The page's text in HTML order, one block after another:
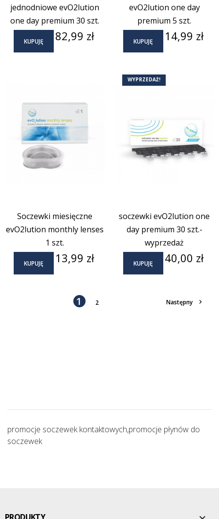
jednodniowe evO2lution
one day premium 30 szt.
KUPUJĘ Cena
82,99 zł
evO2lution one day
premium 5 szt.
KUPUJĘ Cena
14,99 zł
Soczewki miesięczne
evO2lution monthly lenses
1 szt.
KUPUJĘ Cena
13,99 zł
soczewki evO2lution one
day premium 30 szt.-
wyprzedaż
KUPUJĘ Cena
40,00 zł
WYPRZEDAŻ!
1 2 Następny 
promocje soczewek kontaktowych,promocje płynów do
soczewek